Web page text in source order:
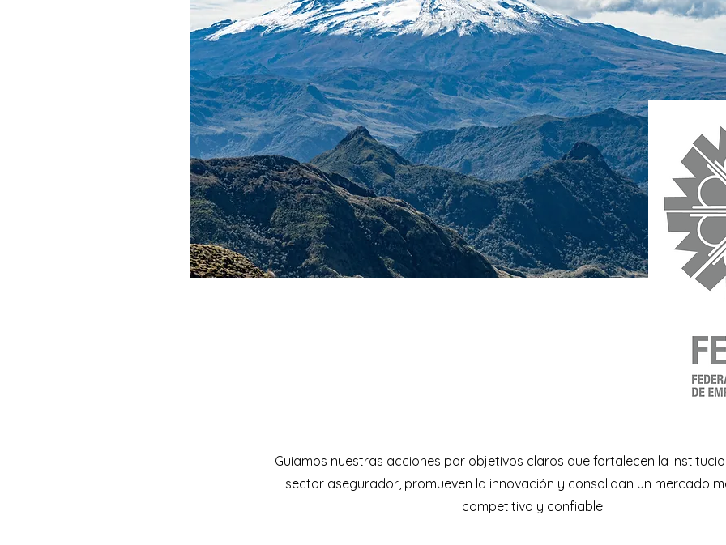
Guiamos nuestras acciones por objetivos claros que fortalecen la
sector asegurador, promueven la innovación y consolidan un mercado
competitivo y confiable